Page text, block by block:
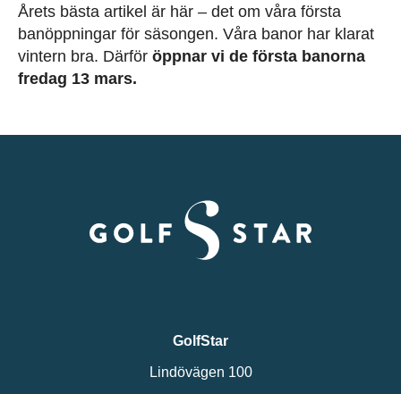
Årets bästa artikel är här – det om våra första
banöppningar för säsongen. Våra banor har klarat
vintern bra. Därför öppnar vi de första banorna
fredag 13 mars.
GolfStar
Lindövägen 100